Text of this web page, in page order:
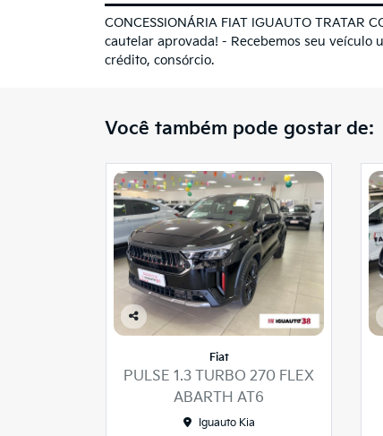
CONCESSIONÁRIA FIAT IGUAUTO
cautelar aprovada! - Recebemos seu veículo
crédito, consórcio.
Você também pode gostar de:
Co
lhe
Fiat
PULSE 1.3 TURBO 270 FLEX
ABARTH AT6
Iguauto Kia